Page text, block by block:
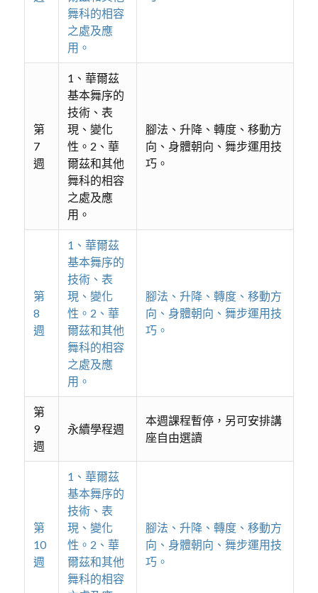
舞科的相容
之處及應
用。
第
7
週
1、華爾茲
基本舞序的
技術、表
現、變化
性。2、華
爾茲和其他
舞科的相容
之處及應
用。
腳法、升降、轉度、移動方
向、身體朝向、舞步運用技
巧。
第
8
週
1、華爾茲
基本舞序的
技術、表
現、變化
性。2、華
爾茲和其他
舞科的相容
之處及應
用。
腳法、升降、轉度、移動方
向、身體朝向、舞步運用技
巧。
第
9
週
永續學程週
本週課程暫停，另可安排講
座自由選讀
第
10
週
1、華爾茲
基本舞序的
技術、表
現、變化
性。2、華
爾茲和其他
舞科的相容
腳法、升降、轉度、移動方
向、身體朝向、舞步運用技
巧。